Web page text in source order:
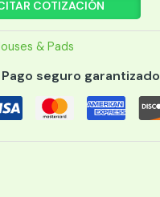
COTIZACIÓN
& Pads
Pago seguro garantizado